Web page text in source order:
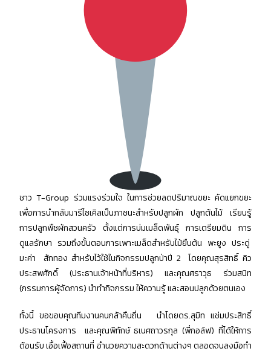
ชาว T-Group ร่วมแรงร่วมใจ ในการช่วยลดปริมาณขยะ คัดแยกขยะ
เพื่อการนำกลับมารีไซเคิลเป็นภาชนะสำหรับปลูกผัก ปลูกต้นไม้ เรียนรู้
การปลูกพืชผักสวนครัว ตั้งแต่การบ่มเมล็ดพันธุ์ การเตรียมดิน การ
ดูแลรักษา รวมถึงขั้นตอนการเพาะเมล็ดสำหรับไม้ยืนต้น พะยูง ประดู่
มะค่า สักทอง สำหรับไว้ใช้ในกิจกรรมปลูกป่าปี 2 โดยคุณสุรสิทธิ์ คิว
ประสพศักดิ์ (ประธานเจ้าหน้าที่บริหาร) และคุณศราวุธ ร่วมสนิท
(กรรมการผู้จัดการ) นำทำกิจกรรม ให้ความรู้ และสอนปลูกด้วยตนเอง
ทั้งนี้ ขอขอบคุณทีมงานคนกล้าคืนถิ่น นำโดยดร.สุมิท แช่มประสิทธิ์
ประธานโครงการ และคุณพิทักษ์ ธเนศถาวรกุล (พี่กอล์ฟ) ที่ได้ให้การ
ต้อนรับ เอื้อเฟื้อสถานที่ อำนวยความสะดวกด้านต่างๆ ตลอดจนลงมือทำ